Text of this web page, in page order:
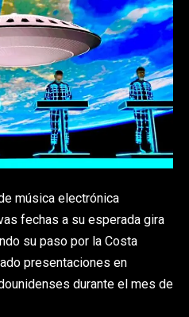
música electrónica
fechas a su esperada gira
su paso por la Costa
presentaciones en
durante el mes de